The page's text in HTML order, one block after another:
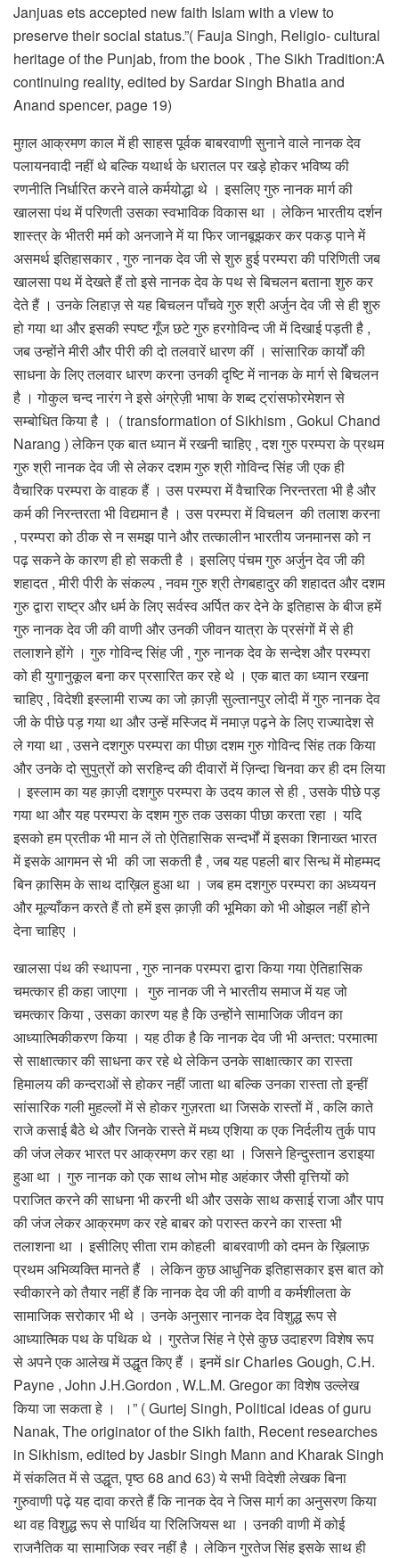
Janjuas ets accepted new faith Islam with a view to
preserve their social status.”( Fauja Singh, Religio- cultural
heritage of the Punjab, from the book , The Sikh Tradition:A
continuing reality, edited by Sardar Singh Bhatia and
Anand spencer, page 19)
मुग़ल आक्रमण काल में ही साहस पूर्वक बाबरवाणी सुनाने वाले नानक देव
पलायनवादी नहीं थे बल्कि यथार्थ के धरातल पर खड़े होकर भविष्य की
रणनीति निर्धारित करने वाले कर्मयोद्धा थे । इसलिए गुरु नानक मार्ग की
खालसा पंथ में परिणती उसका स्वभाविक विकास था । लेकिन भारतीय दर्शन
शास्त्र के भीतरी मर्म को अनजाने में या फिर जानबूझकर कर पकड़ पाने में
असमर्थ इतिहासकार , गुरु नानक देव जी से शुरु हुई परम्परा की परिणिती जब
खालसा पथ में देखते हैं तो इसे नानक देव के पथ से बिचलन बताना शुरु कर
देते हैं । उनके लिहाज़ से यह बिचलन पाँचवे गुरु श्री अर्जुन देव जी से ही शुरु
हो गया था और इसकी स्पष्ट गूँज छटे गुरु हरगोविन्द जी में दिखाई पड़ती है ,
जब उन्होंने मीरी और पीरी की दो तलवारें धारण कीं । सांसारिक कार्यों की
साधना के लिए तलवार धारण करना उनकी दृष्टि में नानक के मार्ग से बिचलन
है । गोकुल चन्द नारंग ने इसे अंग्रेज़ी भाषा के शब्द ट्रांसफोरमेशन से
सम्बोधित किया है । ( transformation of Sikhism , Gokul Chand
Narang ) लेकिन एक बात ध्यान में रखनी चाहिए , दश गुरु परम्परा के प्रथम
गुरु श्री नानक देव जी से लेकर दशम गुरु श्री गोविन्द सिंह जी एक ही
वैचारिक परम्परा के वाहक हैं । उस परम्परा में वैचारिक निरन्तरता भी है और
कर्म की निरन्तरता भी विद्यमान है । उस परम्परा में विचलन की तलाश करना
, परम्परा को ठीक से न समझ पाने और तत्कालीन भारतीय जनमानस को न
पढ़ सकने के कारण ही हो सकती है । इसलिए पंचम गुरु अर्जुन देव जी की
शहादत , मीरी पीरी के संकल्प , नवम गुरु श्री तेगबहादुर की शहादत और दशम
गुरु द्वारा राष्ट्र और धर्म के लिए सर्वस्व अर्पित कर देने के इतिहास के बीज हमें
गुरु नानक देव जी की वाणी और उनकी जीवन यात्रा के प्रसंगों में से ही
तलाशने होंगे । गुरु गोविन्द सिंह जी , गुरु नानक देव के सन्देश और परम्परा
को ही युगानुकूल बना कर प्रसारित कर रहे थे । एक बात का ध्यान रखना
चाहिए , विदेशी इस्लामी राज्य का जो क़ाज़ी सुल्तानपुर लोदी में गुरु नानक देव
जी के पीछे पड़ गया था और उन्हें मस्जिद में नमाज़ पढ़ने के लिए राज्यादेश से
ले गया था , उसने दशगुरु परम्परा का पीछा दशम गुरु गोविन्द सिंह तक किया
और उनके दो सुपुत्रों को सरहिन्द की दीवारों में ज़िन्दा चिनवा कर ही दम लिया
। इस्लाम का यह क़ाज़ी दशगुरु परम्परा के उदय काल से ही , उसके पीछे पड़
गया था और यह परम्परा के दशम गुरु तक उसका पीछा करता रहा । यदि
इसको हम प्रतीक भी मान लें तो ऐतिहासिक सन्दर्भों में इसका शिनाख्त भारत
में इसके आगमन से भी की जा सकती है , जब यह पहली बार सिन्ध में मोहम्मद
बिन क़ासिम के साथ दाख़िल हुआ था । जब हम दशगुरु परम्परा का अध्ययन
और मूल्याँकन करते हैं तो हमें इस क़ाज़ी की भूमिका को भी ओझल नहीं होने
देना चाहिए ।
खालसा पंथ की स्थापना , गुरु नानक परम्परा द्वारा किया गया ऐतिहासिक
चमत्कार ही कहा जाएगा । गुरु नानक जी ने भारतीय समाज में यह जो
चमत्कार किया , उसका कारण यह है कि उन्होंने सामाजिक जीवन का
आध्यात्मिकीकरण किया । यह ठीक है कि नानक देव जी भी अन्तत: परमात्मा
से साक्षात्कार की साधना कर रहे थे लेकिन उनके साक्षात्कार का रास्ता
हिमालय की कन्दराओं से होकर नहीं जाता था बल्कि उनका रास्ता तो इन्हीं
सांसारिक गली मुहल्लों में से होकर गुज़रता था जिसके रास्तों में , कलि काते
राजे कसाई बैठे थे और जिनके रास्ते में मध्य एशिया क एक निर्दलीय तुर्क पाप
की जंज लेकर भारत पर आक्रमण कर रहा था । जिसने हिन्दुस्तान डराइया
हुआ था । गुरु नानक को एक साथ लोभ मोह अहंकार जैसी वृत्तियों को
पराजित करने की साधना भी करनी थी और उसके साथ कसाई राजा और पाप
की जंज लेकर आक्रमण कर रहे बाबर को परास्त करने का रास्ता भी
तलाशना था । इसीलिए सीता राम कोहली बाबरवाणी को दमन के ख़िलाफ़
प्रथम अभिव्यक्ति मानते हैं । लेकिन कुछ आधुनिक इतिहासकार इस बात को
स्वीकारने को तैयार नहीं हैं कि नानक देव जी की वाणी व कर्मशीलता के
सामाजिक सरोकार भी थे । उनके अनुसार नानक देव विशुद्ध रूप से
आध्यात्मिक पथ के पथिक थे । गुरतेज सिंह ने ऐसे कुछ उदाहरण विशेष रूप
से अपने एक आलेख में उद्धृत किए हैं । इनमें sir Charles Gough, C.H.
Payne , John J.H.Gordon , W.L.M. Gregor का विशेष उल्लेख
किया जा सकता हे । ।” ( Gurtej Singh, Political ideas of guru
Nanak, The originator of the Sikh faith, Recent researches
in Sikhism, edited by Jasbir Singh Mann and Kharak Singh
में संकलित में से उद्धृत, पृष्ठ 68 and 63) ये सभी विदेशी लेखक बिना
गुरुवाणी पढ़े यह दावा करते हैं कि नानक देव ने जिस मार्ग का अनुसरण किया
था वह विशुद्ध रूप से पार्थिव या रिलिजियस था । उनकी वाणी में कोई
राजनैतिक या सामाजिक स्वर नहीं है । लेकिन गुरतेज सिंह इसके साथ ही